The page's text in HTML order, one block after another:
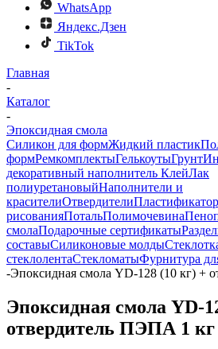
WhatsApp
Яндекс.Дзен
TikTok
Главная
-
Каталог
-
Эпоксидная смола
Силикон для формЖидкий пластик
формРемкомплектыГелькоутыГрунт
декоративный наполнитель КлейЛак
полиуретановыйНаполнители и
красителиОтвердителиПластификатор
рисованияПотальПолимочевина
смолаПодарочные сертификаты
составыСиликоновые молды
стеклолентаСтекломатыФурнитура
-Эпоксидная смола YD-128 (10 кг) +
Эпоксидная смола YD-
отвердитель ПЭПА 1 кг